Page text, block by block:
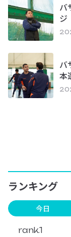
バ
ジ
バ
本
ランキング
今日
rank.1